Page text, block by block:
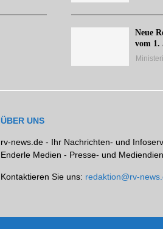
Neue
vom 1.
ÜBER UNS
rv-news.de - Ihr Nachrichten- und
Enderle Medien - Presse- und
Kontaktieren Sie uns: redaktion@rv-